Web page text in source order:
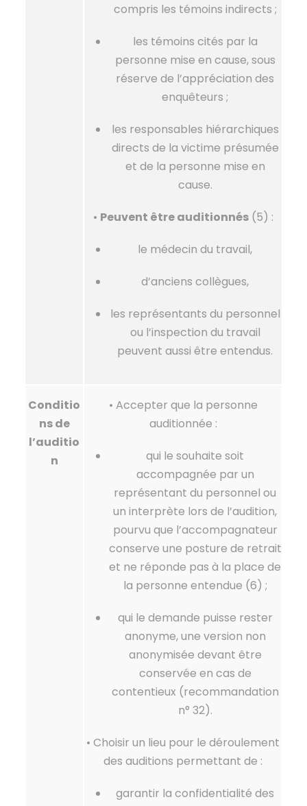
compris les témoins indirects ;
les témoins cités par la
personne mise en cause, sous
réserve de l’appréciation des
enquêteurs ;
les responsables hiérarchiques
directs de la victime présumée
et de la personne mise en
cause.
• Peuvent être auditionnés(5) :
le médecin du travail,
d’anciens collègues,
les représentants du personnel
ou l’inspection du travail
peuvent aussi être entendus.
Conditio
ns de
l’auditio
n
• Accepter que la personne
auditionnée :
qui le souhaite soit
accompagnée par un
représentant du personnel ou
un interprète lors de l’audition,
pourvu que l’accompagnateur
conserve une posture de retrait
et ne réponde pas à la place de
la personne entendue (6) ;
qui le demande puisse rester
anonyme, une version non
anonymisée devant être
conservée en cas de
contentieux (recommandation
n° 32).
• Choisir un lieu pour le déroulement
des auditions permettant de :
garantir la confidentialité des